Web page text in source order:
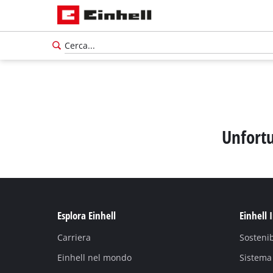
Esplora Einhell
Carriera
Einhell nel mondo
Einhell